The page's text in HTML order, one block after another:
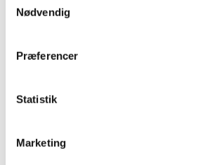
Nødvendig
Præferencer
Statistik
Marketing
oktober (1)
juli (2)
maj (2)
februar (6)